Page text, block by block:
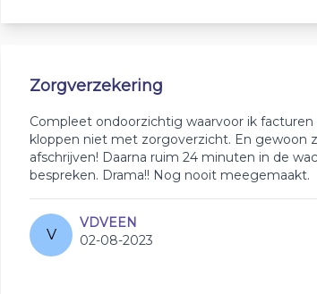
Zorgverzekering
Compleet ondoorzichtig waarvoor ik
kloppen niet met zorgoverzicht. En gewoon
afschrijven! Daarna ruim 24 minuten in de
bespreken. Drama!! Nog nooit meegemaakt.
V
VDVEEN
02-08-2023